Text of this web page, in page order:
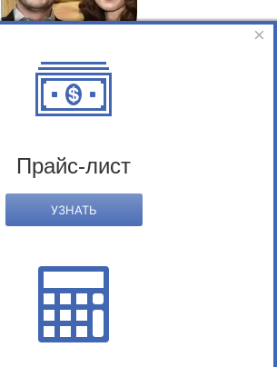
(COMEDY CLUB)
Раздел:Ведущие
Владимир Березин
Раздел:Ведущие
×
Прайс-лист
УЗНАТЬ